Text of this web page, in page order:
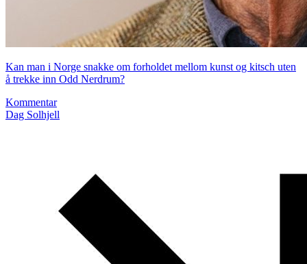
Kan man i Norge snakke om forholdet mellom kunst og kitsch uten
å trekke inn Odd Nerdrum?
Kommentar
Dag Solhjell